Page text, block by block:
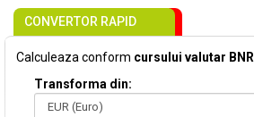
CONVERTOR RAPID
Calculeaza conform cursului valutar BNR
Transforma din: